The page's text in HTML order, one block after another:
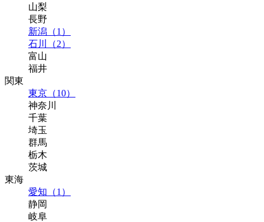
山梨
長野
新潟（1）
石川（2）
富山
福井
関東
東京（10）
神奈川
千葉
埼玉
群馬
栃木
茨城
東海
愛知（1）
静岡
岐阜